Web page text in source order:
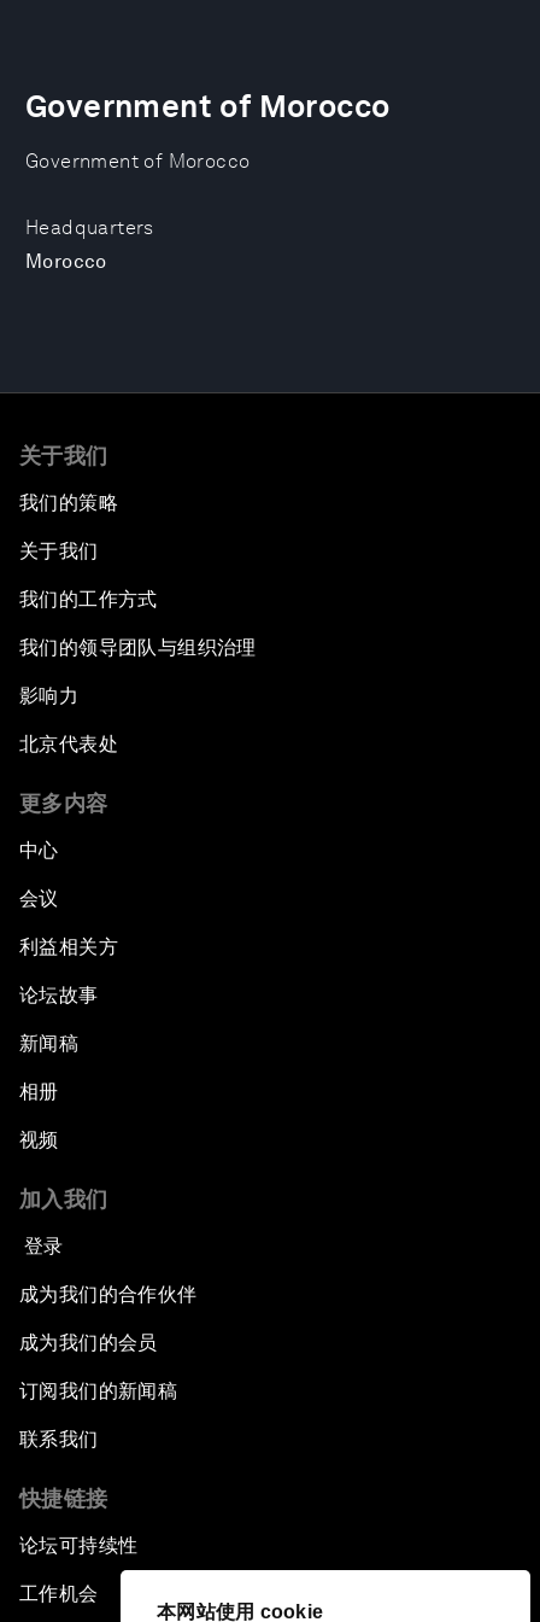
本网站使用 cookie
Headquarters
Morocco
Government of Morocco
Government of Morocco
关于我们
我们的策略
关于我们
我们的工作方式
我们的领导团队与组织治理
影响力
北京代表处
更多内容
中心
会议
利益相关方
论坛故事
新闻稿
相册
视频
加入我们
登录
成为我们的合作伙伴
成为我们的会员
订阅我们的新闻稿
联系我们
快捷链接
论坛可持续性
工作机会